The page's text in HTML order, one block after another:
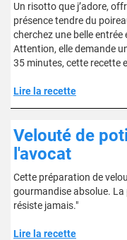
Un risotto que j’adore,
présence tendre du
cherchez une belle
Attention, elle demande
35 minutes, cette recette
Lire la recette
Velouté de
l'avocat
Cette préparation de
gourmandise absolue. La
résiste jamais."
Lire la recette